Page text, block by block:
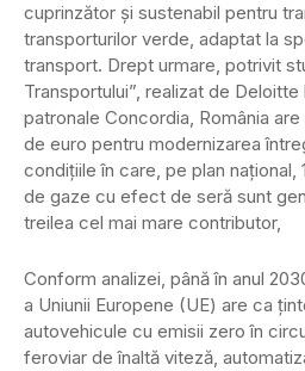
cuprinzător și sustenabil pentru
transporturilor verde, adaptat la
transport. Drept urmare, potrivit
Transportului”, realizat de
patronale Concordia, România
de euro pentru modernizarea
condiţiile în care, pe plan naţional,
de gaze cu efect de seră sunt
treilea cel mai mare contributor,
Conform analizei, până în anul
a Uniunii Europene (UE) are ca
autovehicule cu emisii zero în
feroviar de înaltă viteză,